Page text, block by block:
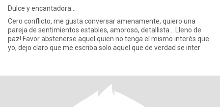
Dulce y encantadora...
Cero conflicto, me gusta conversar amenamente, quiero una
pareja de sentimientos estables, amoroso, detallista... Lleno de
paz! Favor abstenerse aquel quien no tenga el mismo interés que
yo, dejo claro que me escriba solo aquel que de verdad se inter